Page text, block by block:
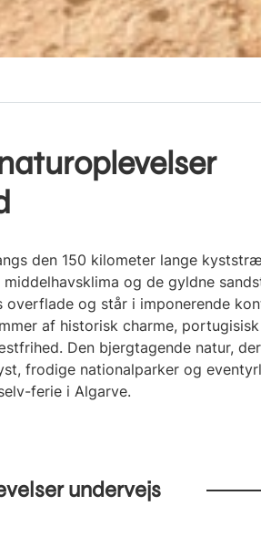
den 150 kilometer lange
og de gyldne
overflade og står i imponerende
af historisk charme,
Den bjergtagende natur,
frodige nationalparker og
ferie i Algarve.
undervejs